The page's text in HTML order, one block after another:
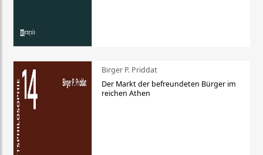
Birger P. Priddat
Der Markt der befreundeten Bürger im
reichen Athen